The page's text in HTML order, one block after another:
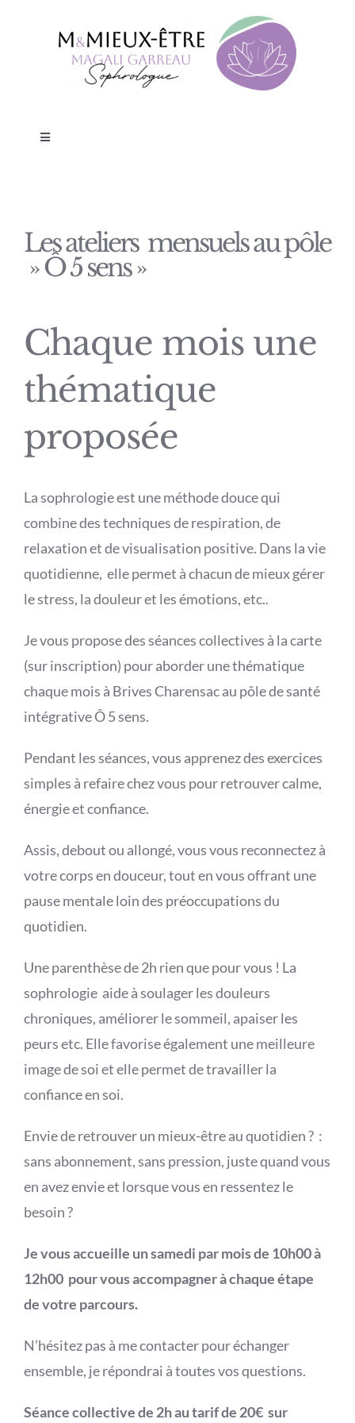
Toggle
Mieux être en Entreprises
TARIFS
Actualités
Contact
Les ateliers mensuels au pôle
» Ô 5 sens »
Chaque mois une
thématique
proposée
La sophrologie est une méthode douce qui
combine des techniques de respiration, de
relaxation et de visualisation positive. Dans la vie
quotidienne, elle permet à chacun de mieux gérer
le stress, la douleur et les émotions, etc..
Je vous propose des séances collectives à la carte
(sur inscription) pour aborder une thématique
chaque mois à Brives Charensac au pôle de santé
intégrative Ô 5 sens.
Pendant les séances, vous apprenez des exercices
simples à refaire chez vous pour retrouver calme,
énergie et confiance.
Assis, debout ou allongé, vous vous reconnectez à
votre corps en douceur, tout en vous offrant une
pause mentale loin des préoccupations du
quotidien.
Une parenthèse de 2h rien que pour vous ! La
sophrologie aide à soulager les douleurs
chroniques, améliorer le sommeil, apaiser les
peurs etc. Elle favorise également une meilleure
image de soi et elle permet de travailler la
confiance en soi.
Envie de retrouver un mieux-être au quotidien ? :
sans abonnement, sans pression, juste quand vous
en avez envie et lorsque vous en ressentez le
besoin ?
Je vous accueille un samedi par mois de 10h00 à
12h00 pour vous accompagner à chaque étape
de votre parcours.
N’hésitez pas à me contacter pour échanger
ensemble, je répondrai à toutes vos questions.
Séance collective de 2h au tarif de 20€ sur